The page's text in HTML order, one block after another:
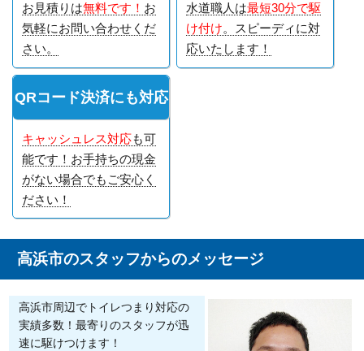
お見積りは無料です！ お
気軽にお問い合わせくだ
さい。
水道職人は最短30分で駆
け付け。スピーディに対
応いたします！
QRコード決済にも対応
キャッシュレス対応も可
能です！お手持ちの現金
がない場合でもご安心く
ださい！
高浜市のスタッフからのメッセージ
高浜市周辺でトイレつまり対応の
実績多数！最寄りのスタッフが迅
速に駆けつけます！